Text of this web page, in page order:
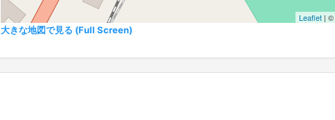
Leaflet | ©
大きな地図で見る (Full Screen)